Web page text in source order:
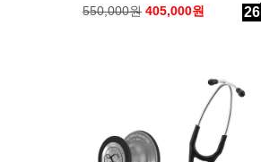
550,000원 405,000원 26